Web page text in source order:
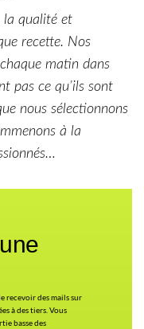
la qualité et
recette. Nos
matin dans
pas ce qu’ils sont
nous sélectionnons
à la
recevoir des mails sur
à des tiers. Vous
basse des